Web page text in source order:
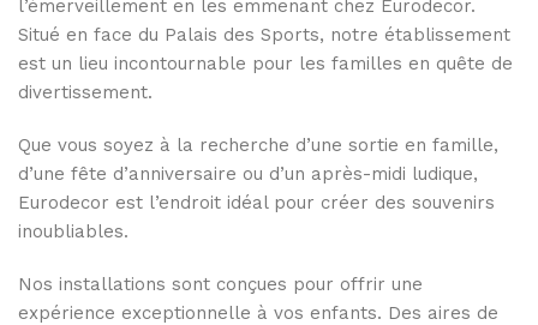
l’émerveillement en les emmenant chez Eurodecor.
Situé en face du Palais des Sports, notre établissement
est un lieu incontournable pour les familles en quête de
divertissement.
Que vous soyez à la recherche d’une sortie en famille,
d’une fête d’anniversaire ou d’un après-midi ludique,
Eurodecor est l’endroit idéal pour créer des souvenirs
inoubliables.
Nos installations sont conçues pour offrir une
expérience exceptionnelle à vos enfants. Des aires de